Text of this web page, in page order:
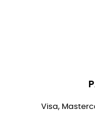
Visa,